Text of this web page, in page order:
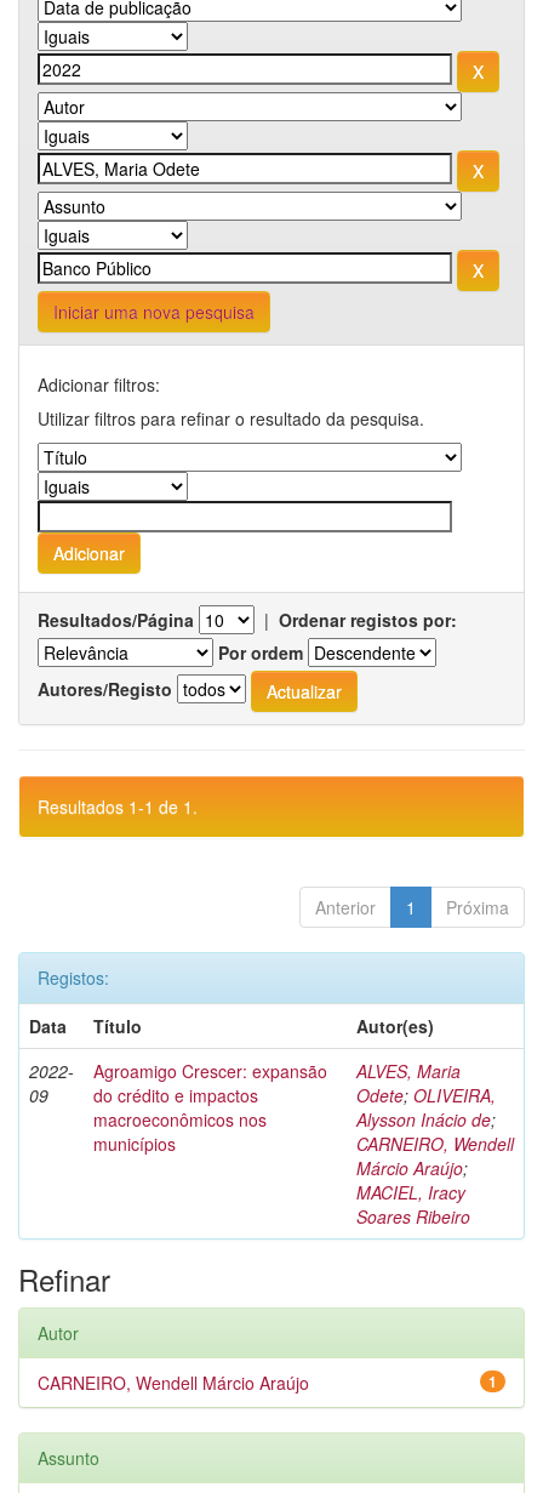
Iniciar uma nova pesquisa
Adicionar filtros:
Utilizar filtros para refinar o resultado da pesquisa.
Resultados/Página | Ordenar registos por:
Por ordem
Autores/Registo
Resultados 1-1 de 1.
Anterior 1 Próxima
Registos:
Data
Título
Autor(es)
2022-
09
Agroamigo Crescer: expansão
do crédito e impactos
macroeconômicos nos
municípios
ALVES, Maria
Odete; OLIVEIRA,
Alysson Inácio de;
CARNEIRO, Wendell
Márcio Araújo;
MACIEL, Iracy
Soares Ribeiro
Refinar
Autor
1
CARNEIRO, Wendell Márcio Araújo
Assunto